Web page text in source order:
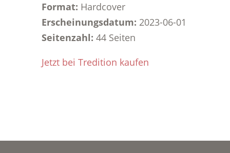
Format: Hardcover
Erscheinungsdatum: 2023-06-01
Seitenzahl: 44 Seiten
Jetzt bei Tredition kaufen